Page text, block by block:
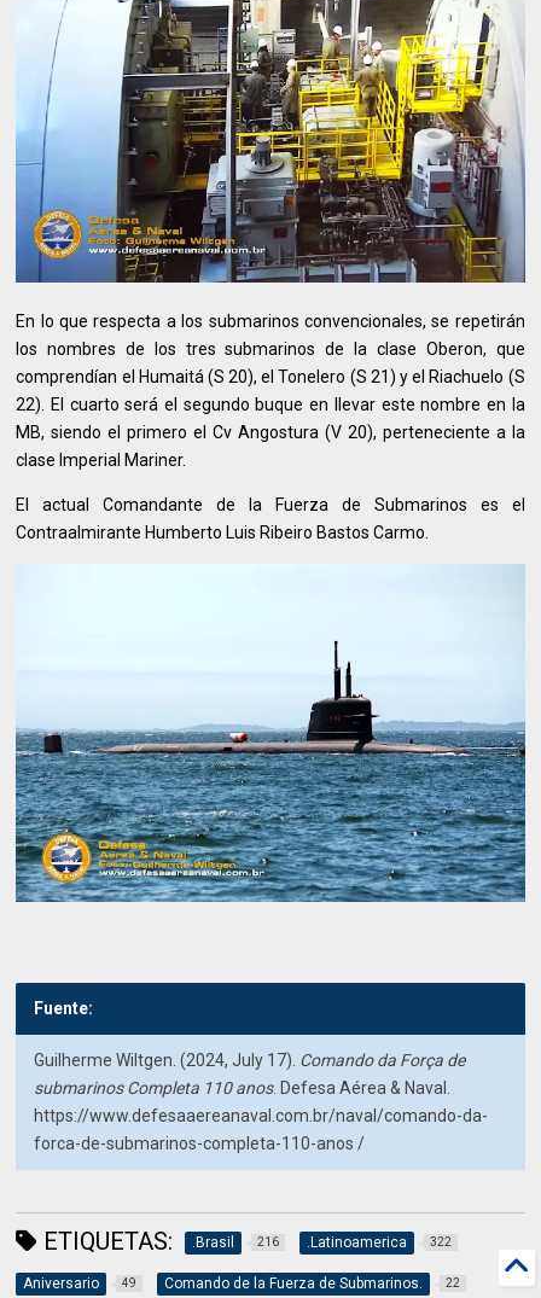
En lo que respecta a los submarinos convencionales, se repetirán
los nombres de los tres submarinos de la clase Oberon, que
comprendían el Humaitá (S 20), el Tonelero (S 21) y el Riachuelo (S
22). El cuarto será el segundo buque en llevar este nombre en la
MB, siendo el primero el Cv Angostura (V 20), perteneciente a la
clase Imperial Mariner.
El actual Comandante de la Fuerza de Submarinos es el
Contraalmirante Humberto Luis Ribeiro Bastos Carmo.
Fuente:
Guilherme Wiltgen. (2024, July 17). Comando da Força de
submarinos Completa 110 anos. Defesa Aérea & Naval.
https://www.defesaaereanaval.com.br/naval/comando-da-
forca-de-submarinos-completa-110-anos /
ETIQUETAS: .Brasil 216 .Latinoamerica 322
Aniversario 49 Comando de la Fuerza de Submarinos. 22